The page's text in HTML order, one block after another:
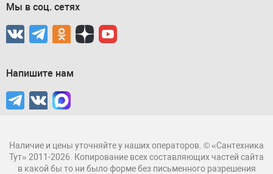
Мы в соц. сетях
Напишите нам
Наличие и цены уточняйте у наших операторов. © «Сантехника
Тут» 2011-2026. Копирование всех составляющих частей сайта
в какой бы то ни было форме без письменного разрешения